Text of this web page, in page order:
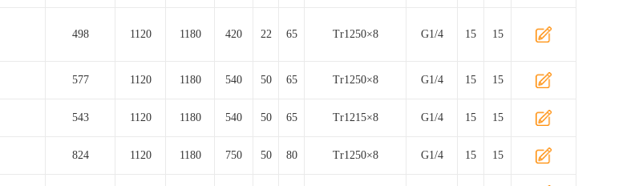
498 1120 1180 420 22 65 Tr1250×8 G1/4 15 15
577 1120 1180 540 50 65 Tr1250×8 G1/4 15 15
543 1120 1180 540 50 65 Tr1215×8 G1/4 15 15
824 1120 1180 750 50 80 Tr1250×8 G1/4 15 15